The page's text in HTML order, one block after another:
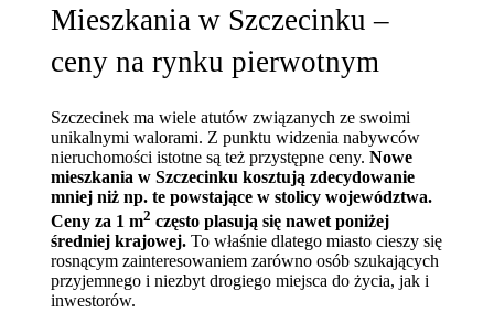
Mieszkania w Szczecinku –
ceny na rynku pierwotnym
Szczecinek ma wiele atutów związanych ze swoimi
unikalnymi walorami. Z punktu widzenia nabywców
nieruchomości istotne są też przystępne ceny.Nowe
mieszkania w Szczecinku kosztują zdecydowanie
mniej niż np. te powstające w stolicy województwa.
Ceny za 1 m2 często plasują się nawet poniżej
średniej krajowej. To właśnie dlatego miasto cieszy się
rosnącym zainteresowaniem zarówno osób szukających
przyjemnego i niezbyt drogiego miejsca do życia, jak i
inwestorów.